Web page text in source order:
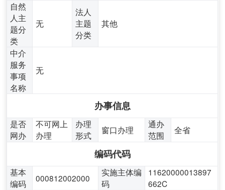
自然
人主
题分
类
无
法人
主题
分类
其他
中介
服务
事项
名称
无
办事信息
是否
网办
不可网上
办理
办理
形式
窗口办理
通办
范围
全省
编码代码
基本
编码
000812002000
实施主体编
码
11620000013897
662C